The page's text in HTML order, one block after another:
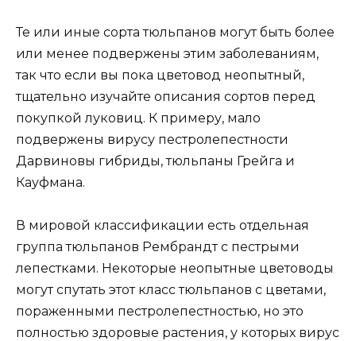
Те или иные сорта тюльпанов могут быть более
или менее подвержены этим заболеваниям,
так что если вы пока цветовод неопытный,
тщательно изучайте описания сортов перед
покупкой луковиц. К примеру, мало
подвержены вирусу пестролепестности
Дарвиновы гибриды, тюльпаны Грейга и
Кауфмана.
В мировой классификации есть отдельная
группа тюльпанов Рембрандт с пестрыми
лепестками. Некоторые неопытные цветоводы
могут спутать этот класс тюльпанов с цветами,
пораженными пестролепестностью, но это
полностью здоровые растения, у которых вирус